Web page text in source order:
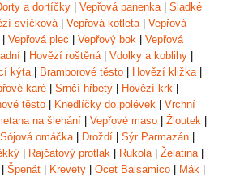
a dortíčky Vepřová panenka| Sladké
svíčková| Vepřová kotleta| Vepřová
Vepřová plec Vepřový bok
Vepřová
Hovězí roštěná| Vdolky a koblihy
kýta| Bramborové těsto Hovězí kližka|
karé Srnčí hřbety Hovězí krk
těsto Knedlíčky do polévek
Vrchní
na šlehání Vepřové maso Žloutek
Sójová omáčka| Droždí Sýr Parmazán
Rajčatový protlak Rukola| Želatina|
Špenát Krevety Ocet Balsamico Mák